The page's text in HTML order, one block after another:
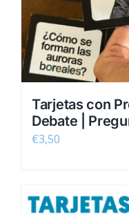
Tarjetas con
Debate |
€3,50